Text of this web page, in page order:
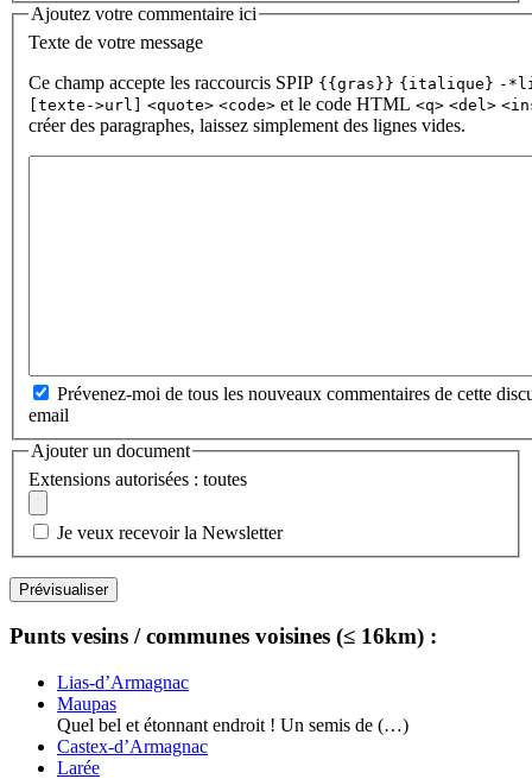
Ajoutez votre commentaire ici
Texte de votre message
Ce champ accepte les raccourcis SPIP {{gras}} {italique} -
[texte->url]
<quote> <code> et le code HTML <q> <del>
créer des paragraphes, laissez simplement des lignes vides.
Prévenez-moi de tous les nouveaux commentaires de cette
email
Ajouter un document
Extensions autorisées : toutes
Je veux recevoir la Newsletter
Punts vesins / communes voisines (≤ 16km) :
Lias-d’Armagnac
Maupas
Quel bel et étonnant endroit ! Un semis de (…)
Castex-d’Armagnac
Larée